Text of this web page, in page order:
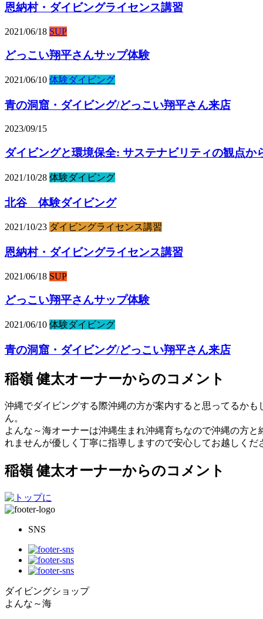
恩納村・ダイビングライセンス講習
2021/06/18 SUP
どっこい翔平さんサップ体験
2021/06/10 体験ダイビング
青の洞窟・ダイビング/どっこい翔平さん来店
2023/09/15
ダイビングと環境保全: サステナビリティの観点か
2021/10/28 体験ダイビング
北谷 体験ダイビング
2021/10/23 ダイビングライセンス講習
恩納村・ダイビングライセンス講習
2021/06/18 SUP
どっこい翔平さんサップ体験
2021/06/10 体験ダイビング
青の洞窟・ダイビング/どっこい翔平さん来店
稲嶺 健太オーナーからのコメント
沖縄でダイビングする際沖縄の方が案内すると思ってるか
ん。
よんな～海オーナーは沖縄生まれ沖縄育ちなので沖縄の方
れませんが優しく丁寧に指導しますので安心してお越しくだ
稲嶺 健太オーナーからのコメント
SNS
ダイビングショップ
よんな～海